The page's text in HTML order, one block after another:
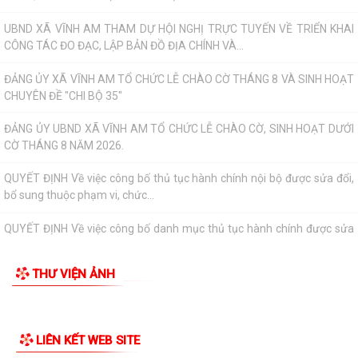
TIN MỚI
XÃ VĨNH AM ĐẨY MẠNH TUYÊN TRUYỀN THỰC HIỆN NGHỊ QUYẾT SỐ
57-NQ/TW VÀ KẾ HOẠCH HÀNH ĐỘNG 100 NGÀY VỀ...
UBND XÃ VĨNH AM THAM DỰ HỘI NGHỊ TRỰC TUYẾN VỀ TRIỂN KHAI
CÔNG TÁC ĐO ĐẠC, LẬP BẢN ĐỒ ĐỊA CHÍNH VÀ...
ĐẢNG ỦY XÃ VĨNH AM TỔ CHỨC LỄ CHÀO CỜ THÁNG 8 VÀ SINH HOẠT
CHUYÊN ĐỀ "CHI BỘ 35"
ĐẢNG ỦY UBND XÃ VĨNH AM TỔ CHỨC LỄ CHÀO CỜ, SINH HOẠT DƯỚI
CỜ THÁNG 8 NĂM 2026.
QUYẾT ĐỊNH Về việc công bố thủ tục hành chính nội bộ được sửa đổi,
QUYẾT ĐỊNH Về việc công bố danh mục thủ tục hành chính được sửa
mới, được sửa đổi, bổ sung lĩnh...